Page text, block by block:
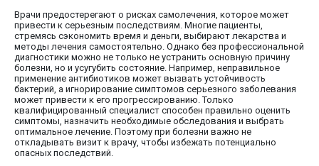
Врачи предостерегают о рисках самолечения, которое может
привести к серьезным последствиям. Многие пациенты,
стремясь сэкономить время и деньги, выбирают лекарства и
методы лечения самостоятельно. Однако без профессиональной
диагностики можно не только не устранить основную причину
болезни, но и усугубить состояние. Например, неправильное
применение антибиотиков может вызвать устойчивость
бактерий, а игнорирование симптомов серьезного заболевания
может привести к его прогрессированию. Только
квалифицированный специалист способен правильно оценить
симптомы, назначить необходимые обследования и выбрать
оптимальное лечение. Поэтому при болезни важно не
откладывать визит к врачу, чтобы избежать потенциально
опасных последствий.